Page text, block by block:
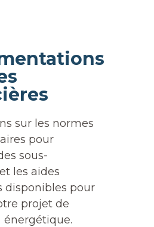
sur les normes
pour
sous-
les aides
disponibles pour
projet de
énergétique.